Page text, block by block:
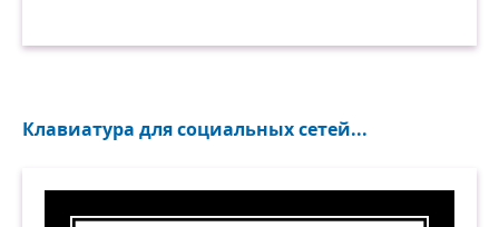
фактом — после твоего прихода
серебряная сахарница исчезла. С
Клавиатура для социальных сетей...